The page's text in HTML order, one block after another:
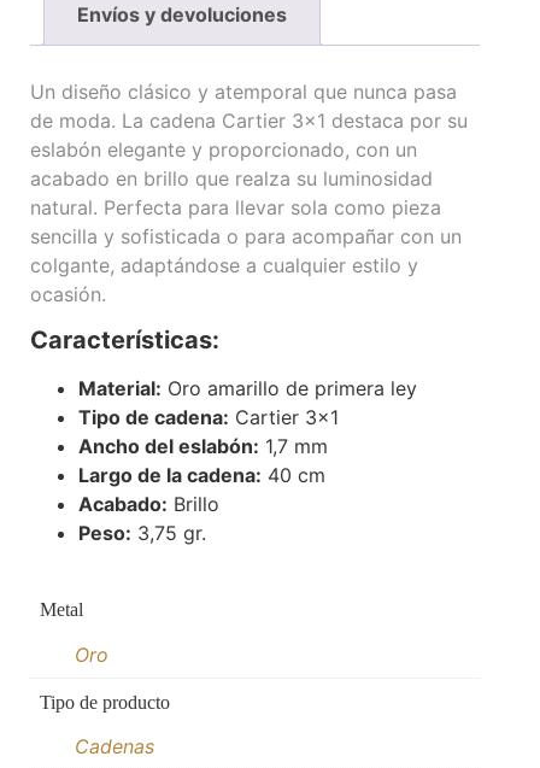
Envíos y devoluciones
Un diseño clásico y atemporal que nunca pasa
de moda. La cadena Cartier 3×1 destaca por su
eslabón elegante y proporcionado, con un
acabado en brillo que realza su luminosidad
natural. Perfecta para llevar sola como pieza
sencilla y sofisticada o para acompañar con un
colgante, adaptándose a cualquier estilo y
ocasión.
Características:
Material: Oro amarillo de primera ley
Tipo de cadena: Cartier 3×1
Ancho del eslabón: 1,7 mm
Largo de la cadena: 40 cm
Acabado: Brillo
Peso: 3,75 gr.
Metal
Oro
Tipo de producto
Cadenas